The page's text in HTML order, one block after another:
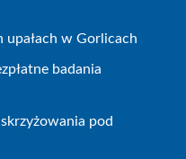
upałach w Gorlicach
badania
pod